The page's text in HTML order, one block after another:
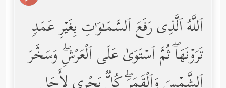
ٱللَّهُ ٱلَّذِی رَفَعَ ٱلسَّمَـٰوَ ٰ⁠تِ بِغَیۡرِ عَمَدࣲ
تَرَوۡنَهَاۖ ثُمَّ ٱسۡتَوَىٰ عَلَى ٱلۡعَرۡشِۖ وَسَخَّرَ